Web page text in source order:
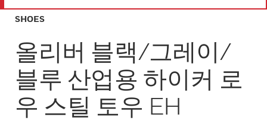
SHOES
올리버 블랙/그레이/
블루 산업용 하이커 로
우 스틸 토우 EH